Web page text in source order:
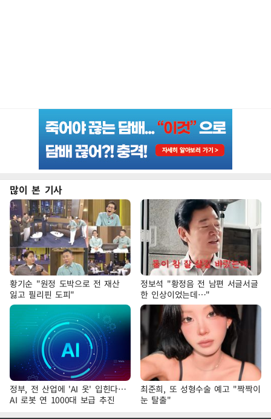
많이 본 기사
황기순 "원정 도박으로 전 재산
잃고 필리핀 도피"
정보석 "황정음 전 남편 서글서글
한 인상이었는데…"
정부, 전 산업에 'AI 옷' 입힌다…
AI 로봇 연 1000대 보급 추진
최준희, 또 성형수술 예고 "짝짝이
눈 탈출"